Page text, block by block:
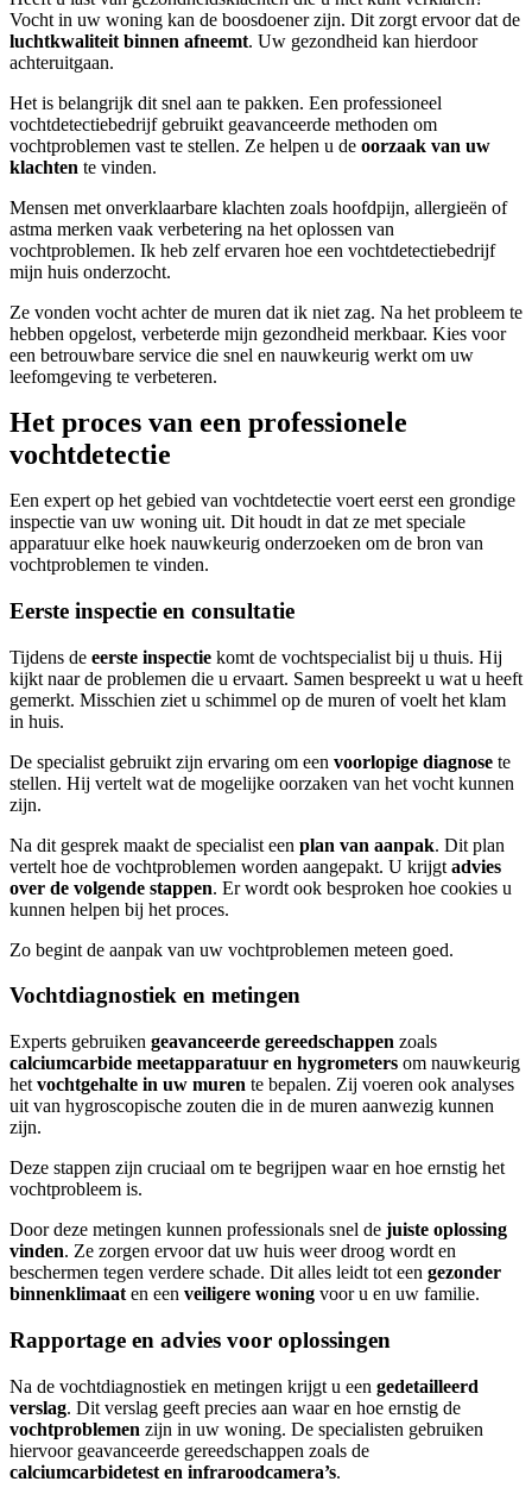
Vocht in uw woning kan de boosdoener zijn. Dit zorgt ervoor dat de
luchtkwaliteit binnen afneemt. Uw gezondheid kan hierdoor
achteruitgaan.
Het is belangrijk dit snel aan te pakken. Een professioneel
vochtdetectiebedrijf gebruikt geavanceerde methoden om
vochtproblemen vast te stellen. Ze helpen u de oorzaak van uw
klachten te vinden.
Mensen met onverklaarbare klachten zoals hoofdpijn, allergieën of
astma merken vaak verbetering na het oplossen van
vochtproblemen. Ik heb zelf ervaren hoe een vochtdetectiebedrijf
mijn huis onderzocht.
Ze vonden vocht achter de muren dat ik niet zag. Na het probleem te
hebben opgelost, verbeterde mijn gezondheid merkbaar. Kies voor
een betrouwbare service die snel en nauwkeurig werkt om uw
leefomgeving te verbeteren.
Het proces van een professionele
vochtdetectie
Een expert op het gebied van vochtdetectie voert eerst een grondige
inspectie van uw woning uit. Dit houdt in dat ze met speciale
apparatuur elke hoek nauwkeurig onderzoeken om de bron van
vochtproblemen te vinden.
Eerste inspectie en consultatie
Tijdens de eerste inspectie komt de vochtspecialist bij u thuis. Hij
kijkt naar de problemen die u ervaart. Samen bespreekt u wat u heeft
gemerkt. Misschien ziet u schimmel op de muren of voelt het klam
in huis.
De specialist gebruikt zijn ervaring om een voorlopige diagnose te
stellen. Hij vertelt wat de mogelijke oorzaken van het vocht kunnen
zijn.
Na dit gesprek maakt de specialist een plan van aanpak. Dit plan
vertelt hoe de vochtproblemen worden aangepakt. U krijgt advies
over de volgende stappen. Er wordt ook besproken hoe cookies u
kunnen helpen bij het proces.
Zo begint de aanpak van uw vochtproblemen meteen goed.
Vochtdiagnostiek en metingen
Experts gebruiken geavanceerde gereedschappen zoals
calciumcarbide meetapparatuur en hygrometers om nauwkeurig
het vochtgehalte in uw muren te bepalen. Zij voeren ook analyses
uit van hygroscopische zouten die in de muren aanwezig kunnen
zijn.
Deze stappen zijn cruciaal om te begrijpen waar en hoe ernstig het
vochtprobleem is.
Door deze metingen kunnen professionals snel de juiste oplossing
vinden. Ze zorgen ervoor dat uw huis weer droog wordt en
beschermen tegen verdere schade. Dit alles leidt tot een gezonder
binnenklimaat en een veiligere woning voor u en uw familie.
Rapportage en advies voor oplossingen
Na de vochtdiagnostiek en metingen krijgt u een gedetailleerd
verslag. Dit verslag geeft precies aan waar en hoe ernstig de
vochtproblemen zijn in uw woning. De specialisten gebruiken
hiervoor geavanceerde gereedschappen zoals de
calciumcarbidetest en infraroodcamera’s.